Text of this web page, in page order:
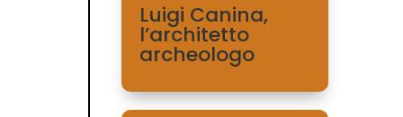
Luigi Canina,
l’architetto
archeologo